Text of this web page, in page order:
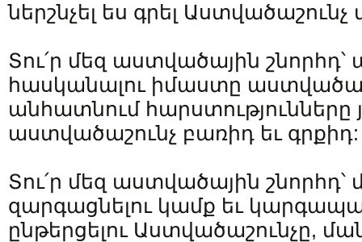
ներշնչել ես գրել
Տու՛ր մեզ աստվածային
հասկանալու իմաստը
անհատնում հարստությունները
աստվածաշունչ բառիդ եւ գրքիդ:
Տու՛ր մեզ աստվածային շնորհդ՝
զարգացնելու կամք եւ
ընթերցելու Աստվածաշունչը,